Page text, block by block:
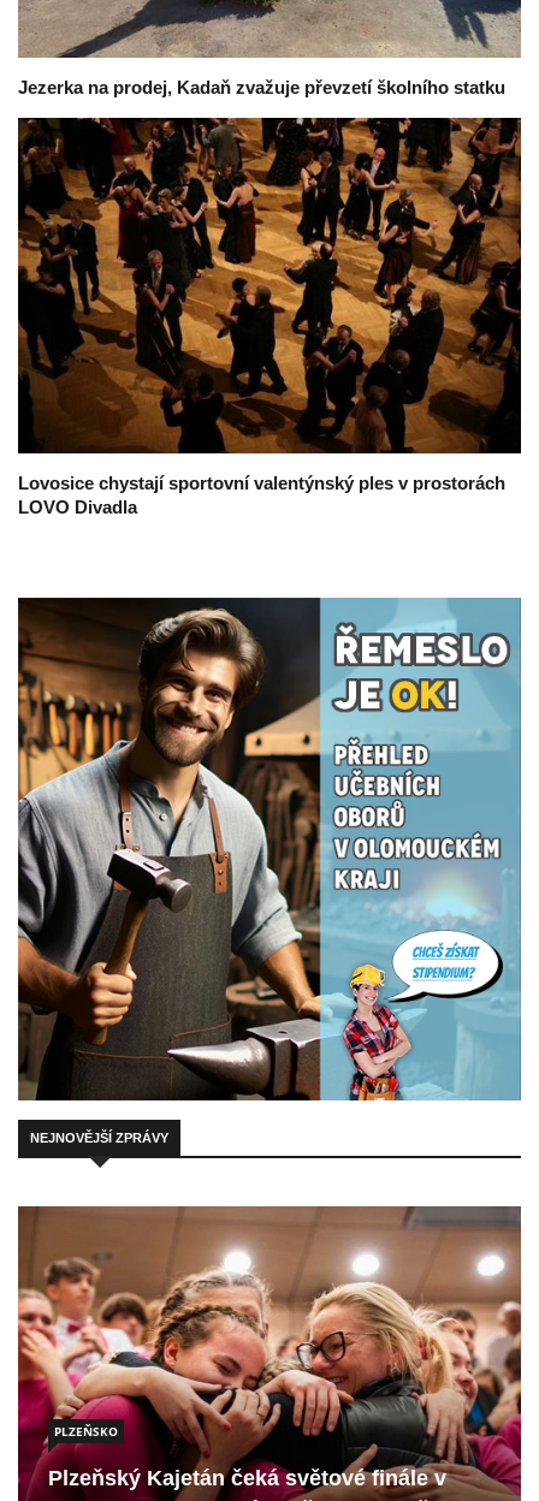
Jezerka na prodej, Kadaň zvažuje převzetí školního statku
Lovosice chystají sportovní valentýnský ples v prostorách
LOVO Divadla
NEJNOVĚJŠÍ ZPRÁVY
PLZEŇSKO
Plzeňský Kajetán čeká světové finále v